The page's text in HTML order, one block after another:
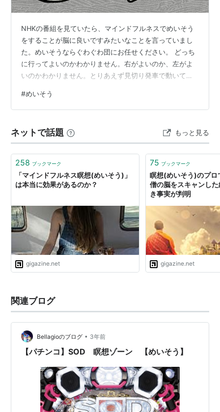
NHKの番組を見ていたら、マインドフルネスでめいそう
をすることが脳に良いですみたいなことを言っていまし
た。めいそうならぐわぐわ団にお任せください。 どっち
に行ってよいのかわかりません。右がよいのか、左がよ
いのかわかりません。とりあえず見切り発車で動いてい
脳の動きが活性化され、頭がよくなるのです。実に素晴
らしい。みなさん、迷走を頑張りましょう。 ……なんて
「迷走」することは少なかったりします。というのも、
迷うのが面倒だからです。どっちがいいかな？なんて考
えて脳のシナプスをあっちゃこっちゃに動かした…
#めいそう
ネットで話題 もっと見る
258 ブックマーク
「マインドフルネス瞑想(めいそう)」
は本当に効果があるのか？
gigazine.net
75 ブックマーク
瞑想(めいそう)のプロ
僧の脳をスキャンし
き事実が判明
gigazine.net
関連ブログ
Bellagioのブログ • 3年前
【パチンコ】SOD 瞑想ゾーン 【めいそう】